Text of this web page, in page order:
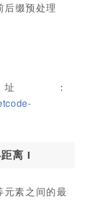
缀预处理
：
离 I
素之间的最